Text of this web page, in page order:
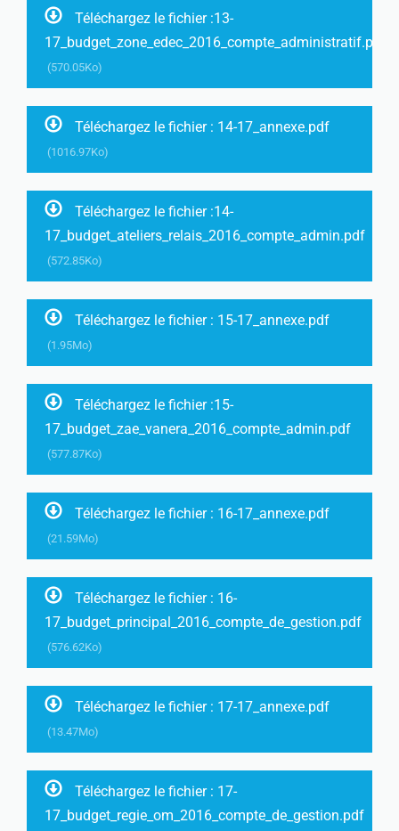
Téléchargez le fichier :13-
17_budget_zone_edec_2016_compte_administratif.pdf
(570.05Ko)
Téléchargez le fichier : 14-17_annexe.pdf
(1016.97Ko)
Téléchargez le fichier :14-
17_budget_ateliers_relais_2016_compte_admin.pdf
(572.85Ko)
Téléchargez le fichier : 15-17_annexe.pdf
(1.95Mo)
Téléchargez le fichier :15-
17_budget_zae_vanera_2016_compte_admin.pdf
(577.87Ko)
Téléchargez le fichier : 16-17_annexe.pdf
(21.59Mo)
Téléchargez le fichier : 16-
17_budget_principal_2016_compte_de_gestion.pdf
(576.62Ko)
Téléchargez le fichier : 17-17_annexe.pdf
(13.47Mo)
Téléchargez le fichier : 17-
17_budget_regie_om_2016_compte_de_gestion.pdf